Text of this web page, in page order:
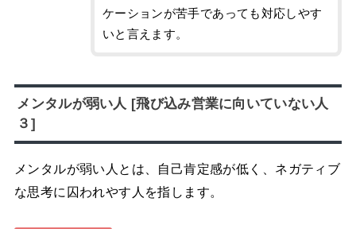
ケーションが苦手であっても対応しやす
いと言えます。
メンタルが弱い人 [飛び込み営業に向いていない人
３]
メンタルが弱い人とは、自己肯定感が低く、ネガティブ
な思考に囚われやす人を指します。